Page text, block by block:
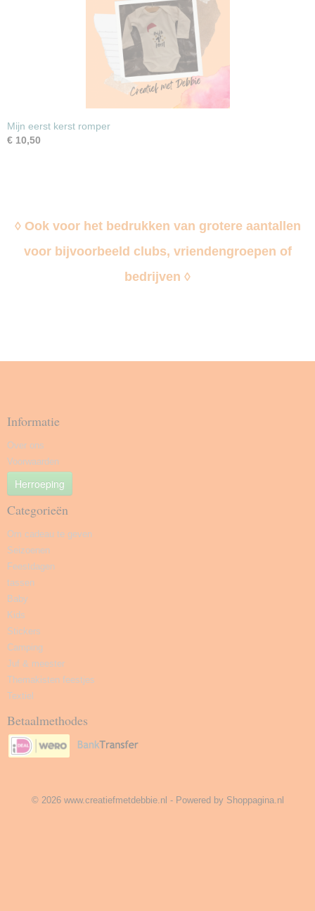
Mijn eerst kerst romper
€ 10,50
◊ Ook voor het bedrukken van grotere aantallen
voor bijvoorbeeld clubs, vriendengroepen of
bedrijven ◊
Informatie
Over ons
Voorwaarden
Herroeping
Categorieën
Om cadeau te geven
Seizoenen
Feestdagen
tassen
Baby
Kids
Stickers
Camping
Juf & meester
Themakisten feestjes
Textiel
Betaalmethodes
© 2026 www.creatiefmetdebbie.nl - Powered by Shoppagina.nl